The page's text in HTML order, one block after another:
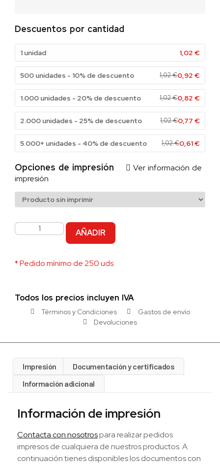
Descuentos por cantidad
1 unidad 1,02 €
500 unidades - 10% de descuento 1,02€0,92 €
1.000 unidades - 20% de descuento 1,02€0,82 €
2.000 unidades - 25% de descuento 1,02€0,77 €
5.000+ unidades - 40% de descuento 1,02€0,61€
Opciones de impresión
Ver información de
impresión
AÑADIR
* Pedido mínimo de 250 uds
Todos los precios incluyen IVA
Términos y Condiciones
Gastos de envío
Devoluciones
Impresión
Documentación y certificados
Información adicional
Información de impresión
Contacta con nosotrospara realizar pedidos
impresos de cualquiera de nuestros productos. A
continuación tienes disponibles los documentos con